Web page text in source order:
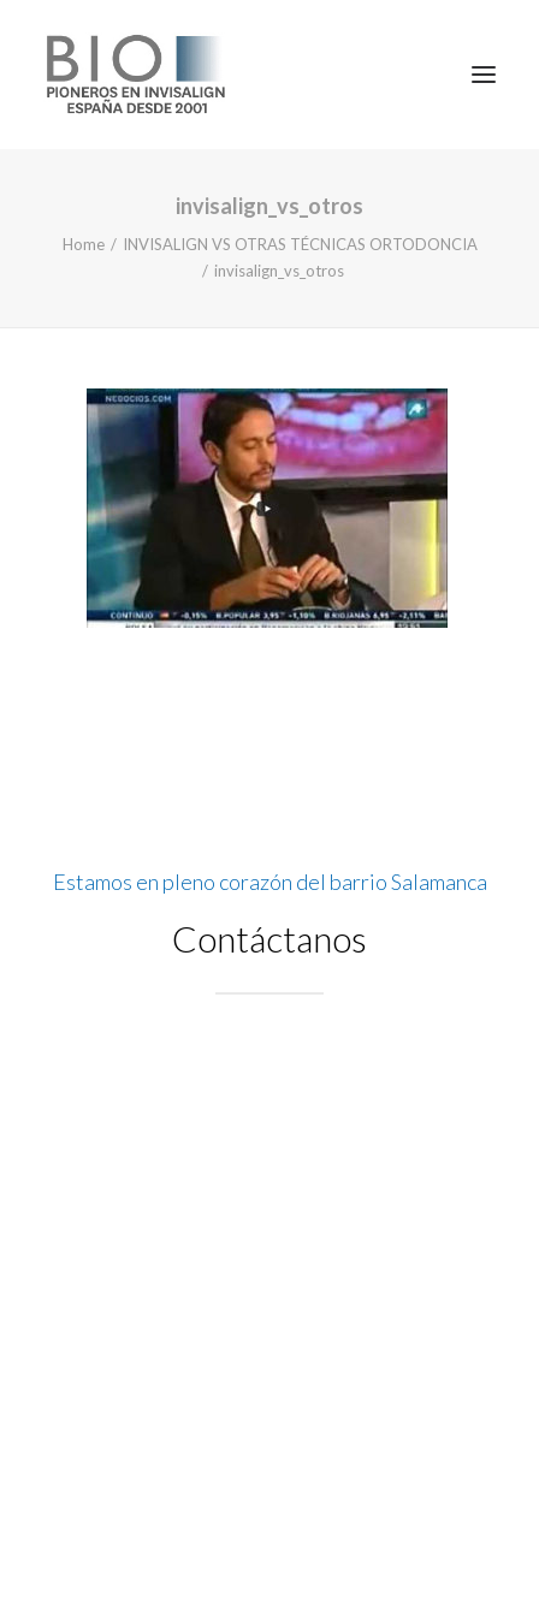
DOCTORES
CONTACTO
1ª CONSULTA GRATIS
91 781 27 00
invisalign_vs_otros
Home
INVISALIGN VS OTRAS TÉCNICAS ORTODONCIA
invisalign_vs_otros
Estamos en pleno corazón del barrio Salamanca
Contáctanos